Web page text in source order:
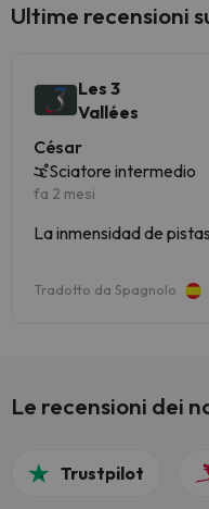
Ultime recensioni
Les 3
Vallées
César
Sciatore intermedio
fa 2 mesi
La inmensidad de
Tradotto da Spagnolo
Le recensioni dei
Trustpilot